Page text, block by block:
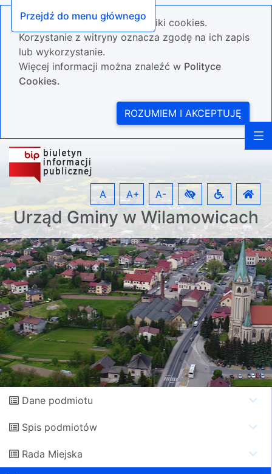
Przejdź do menu głównego
Nasza strona wykorzystuje pliki cookies.
Korzystanie z witryny oznacza zgodę na ich zapis
lub wykorzystanie.
Więcej informacji można znaleźć w Polityce
Cookies.
ROZUMIEM I AKCEPTUJĘ
Urząd Gminy w Wilamowicach
A A+ A-
Dane podmiotu
Spis podmiotów
Rada Miejska